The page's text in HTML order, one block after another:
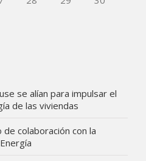
se alían para impulsar el
de las viviendas
de colaboración con la